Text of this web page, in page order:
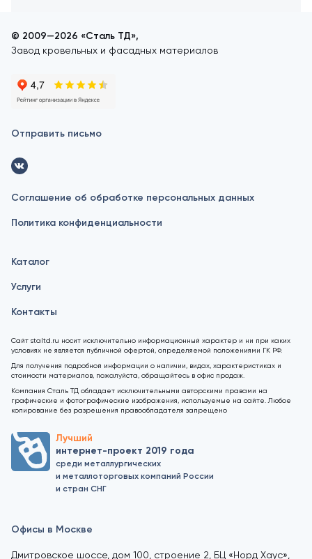
© 2009—2026 «Сталь ТД»,
Завод кровельных и фасадных материалов
Отправить письмо
Соглашение об обработке персональных данных
Политика конфиденциальности
Каталог
Услуги
Контакты
Сайт staltd.ru носит исключительно информационный характер и ни при каких
условиях не является публичной офертой, определяемой положениями ГК РФ.
Для получения подробной информации о наличии, видах, характеристиках и
стоимости материалов, пожалуйста, обращайтесь в офис продаж.
Компания Сталь ТД обладает исключительными авторскими правами на
графические и фотографические изображения, используемые на сайте. Любое
копирование без разрешения правообладателя запрещено
Лучший
интернет-проект 2019 года
среди металлургических
и металлоторговых компаний России
и стран СНГ
Офисы в Москве
Дмитровское шоссе, дом 100, строение 2, БЦ «Норд Хаус»,